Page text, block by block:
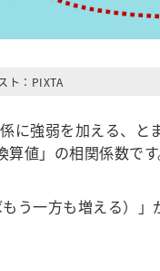
ト：PIXTA
強弱を加える、
値」の相関係数です
う一方も増える）